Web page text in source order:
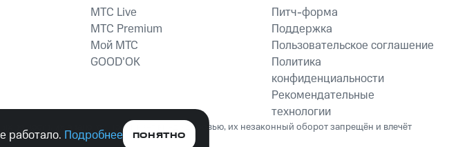
MTС Live
MTС Premium
Мой МТС
GOOD’OK
Питч-форма
Поддержка
Пользовательское соглашение
Политика
конфиденциальности
Рекомендательные
технологии
веществ, их аналогов причиняет вред здоровью, их незаконный оборот запрещён и влечёт
работало. Подробнее ПОНЯТНО